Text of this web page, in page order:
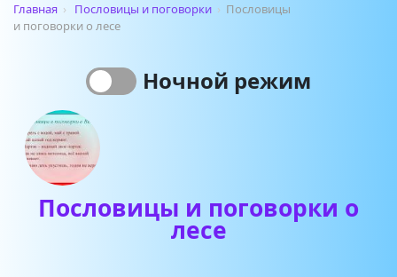
Главная › Пословицы и поговорки › Пословицы
и поговорки о лесе
Ночной режим
Пословицы и поговорки о
лесе